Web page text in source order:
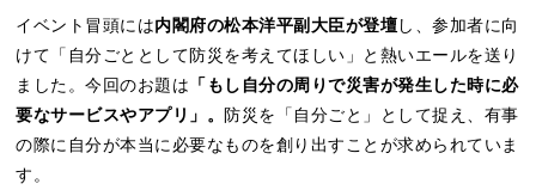
イベント冒頭には内閣府の松本洋平副大臣が登壇し、参加者に向
けて「自分ごととして防災を考えてほしい」と熱いエールを送り
ました。今回のお題は 「もし自分の周りで災害が発生した時に必
要なサービスやアプリ」。防災を「自分ごと」として捉え、有事
の際に自分が本当に必要なものを創り出すことが求められていま
す。